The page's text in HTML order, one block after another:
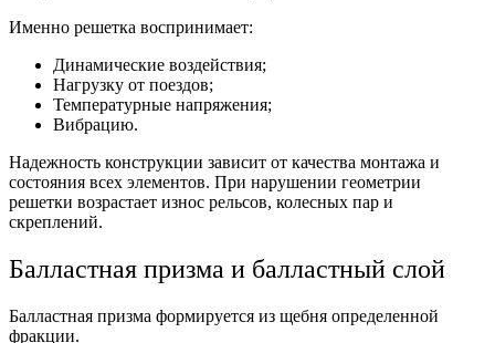
Именно решетка воспринимает:
Динамические воздействия;
Нагрузку от поездов;
Температурные напряжения;
Вибрацию.
Надежность конструкции зависит от качества монтажа и
состояния всех элементов. При нарушении геометрии
решетки возрастает износ рельсов, колесных пар и
скреплений.
Балластная призма и балластный слой
Балластная призма формируется из щебня определенной
фракции.